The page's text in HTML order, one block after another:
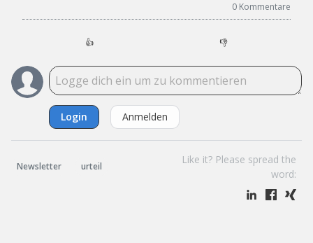
0 Kommentare
👍 👎
Login Anmelden
Newsletter urteil
Like it? Please spread the
word: